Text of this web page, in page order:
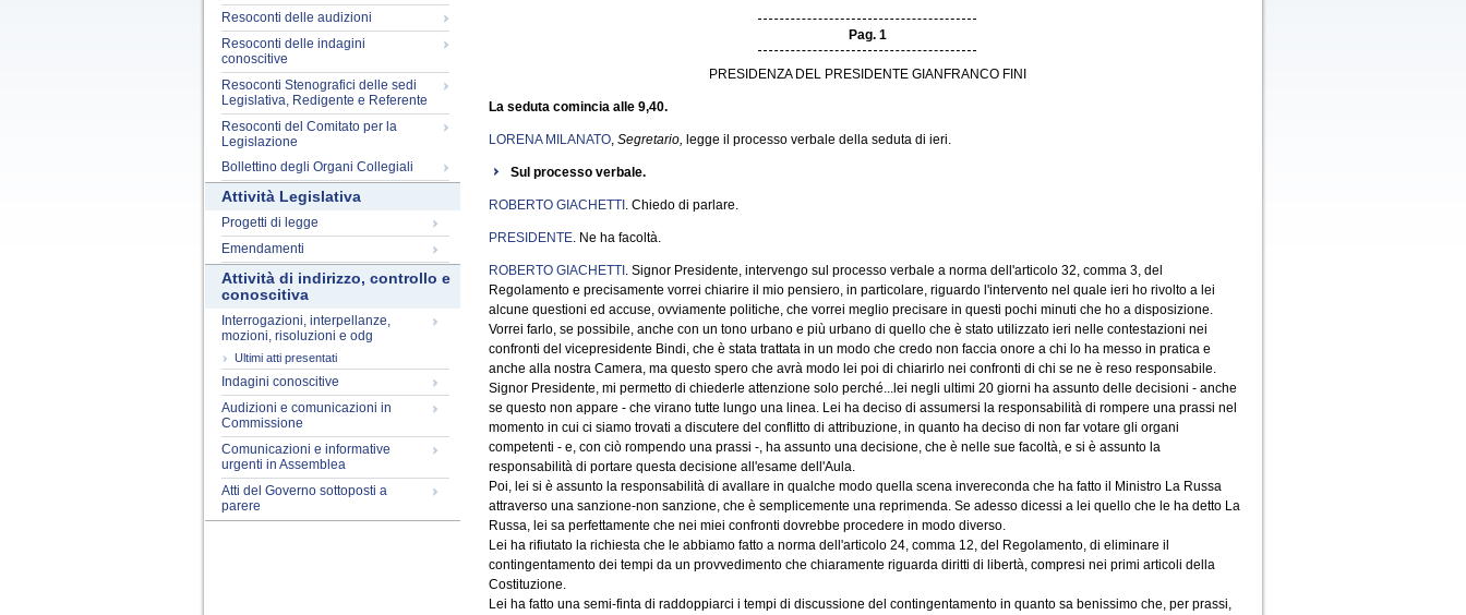
Resoconti delle audizioni
Resoconti delle indagini
conoscitive
Resoconti Stenografici delle sedi
Legislativa, Redigente e Referente
Resoconti del Comitato per la
Legislazione
Bollettino degli Organi Collegiali
Attività Legislativa
Progetti di legge
Emendamenti
Attività di indirizzo, controllo e
conoscitiva
Interrogazioni, interpellanze,
mozioni, risoluzioni e odg
Ultimi atti presentati
Indagini conoscitive
Audizioni e comunicazioni in
Commissione
Comunicazioni e informative
urgenti in Assemblea
Atti del Governo sottoposti a
parere
Pag. 1
PRESIDENZA DEL PRESIDENTE GIANFRANCO FINI
La seduta comincia alle 9,40.
LORENA MILANATO, Segretario, legge il processo verbale della seduta di ieri.
Sul processo verbale.
ROBERTO GIACHETTI . Chiedo di parlare.
PRESIDENTE. Ne ha facoltà.
ROBERTO GIACHETTI . Signor Presidente, intervengo sul processo verbale a norma dell'articolo 32, comma 3, del
Regolamento e precisamente vorrei chiarire il mio pensiero, in particolare, riguardo l'intervento nel quale ieri ho rivolto a lei
alcune questioni ed accuse, ovviamente politiche, che vorrei meglio precisare in questi pochi minuti che ho a disposizione.
Vorrei farlo, se possibile, anche con un tono urbano e più urbano di quello che è stato utilizzato ieri nelle contestazioni nei
confronti del vicepresidente Bindi, che è stata trattata in un modo che credo non faccia onore a chi lo ha messo in pratica e
anche alla nostra Camera, ma questo spero che avrà modo lei poi di chiarirlo nei confronti di chi se ne è reso responsabile.
Signor Presidente, mi permetto di chiederle attenzione solo perché...lei negli ultimi 20 giorni ha assunto delle decisioni - anche
se questo non appare - che virano tutte lungo una linea. Lei ha deciso di assumersi la responsabilità di rompere una prassi nel
momento in cui ci siamo trovati a discutere del conflitto di attribuzione, in quanto ha deciso di non far votare gli organi
competenti - e, con ciò rompendo una prassi -, ha assunto una decisione, che è nelle sue facoltà, e si è assunto la
responsabilità di portare questa decisione all'esame dell'Aula.
Poi, lei si è assunto la responsabilità di avallare in qualche modo quella scena invereconda che ha fatto il Ministro La Russa
attraverso una sanzione-non sanzione, che è semplicemente una reprimenda. Se adesso dicessi a lei quello che le ha detto La
Russa, lei sa perfettamente che nei miei confronti dovrebbe procedere in modo diverso.
Lei ha rifiutato la richiesta che le abbiamo fatto a norma dell'articolo 24, comma 12, del Regolamento, di eliminare il
contingentamento dei tempi da un provvedimento che chiaramente riguarda diritti di libertà, compresi nei primi articoli della
Costituzione.
Lei ha fatto una semi-finta di raddoppiarci i tempi di discussione del contingentamento in quanto sa benissimo che, per prassi,